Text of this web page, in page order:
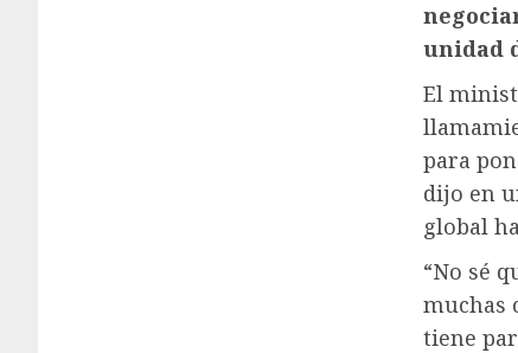
unidad
El
para
dijo en
global
“No sé
muchas
tiene